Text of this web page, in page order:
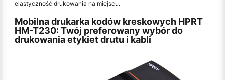
elastyczność drukowania na miejscu.
Mobilna drukarka kodów kreskowych HPRT
HM-T230: Twój preferowany wybór do
drukowania etykiet drutu i kabli